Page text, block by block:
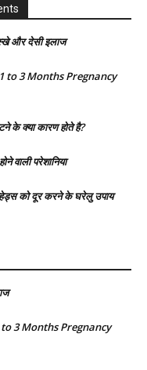
और देसी इलाज
(1 to 3 Months Pregnancy
के क्या कारण होते है?
वाली परेशानिया
को दूर करने के घरेलु उपाय
to 3 Months Pregnancy